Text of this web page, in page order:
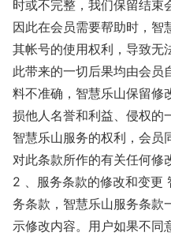
时或不完整，我们保留结束
因此在会员需要帮助时，智
其帐号的使用权利，导致无
此带来的一切后果均由会员
料不准确，智慧乐山保留修
损他人名誉和利益、侵权的
智慧乐山服务的权利，会员
对此条款所作的有关任何修
2 、服务条款的修改和变更
务条款，智慧乐山服务条款
示修改内容。用户如果不同